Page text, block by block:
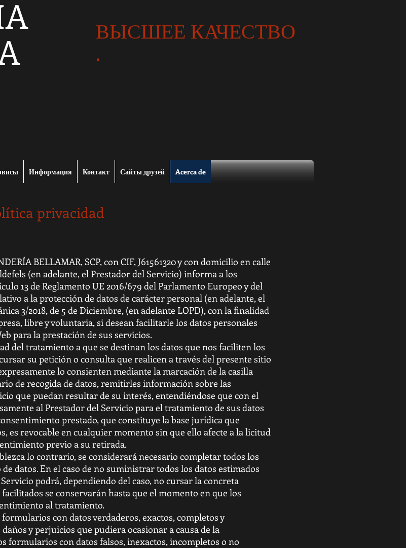
ВЫСШЕЕ КАЧЕСТВО
.
Информация Контакт Сайты друзей Acerca de
privacidad
BELLAMAR, SCP, con CIF, J61561320 y con domicilio en calle
(en adelante, el Prestador del Servicio) informa a los
13 de Reglamento UE 2016/679 del Parlamento Europeo y del
a la protección de datos de carácter personal (en adelante, el
3/2018, de 5 de Diciembre, (en adelante LOPD), con la finalidad
libre y voluntaria, si desean facilitarle los datos personales
para la prestación de sus servicios.
del tratamiento a que se destinan los datos que nos faciliten los
su petición o consulta que realicen a través del presente sitio
lo consienten mediante la marcación de la casilla
de recogida de datos, remitirles información sobre las
que puedan resultar de su interés, entendiéndose que con el
al Prestador del Servicio para el tratamiento de sus datos
prestado, que constituye la base jurídica que
es revocable en cualquier momento sin que ello afecte a la licitud
previo a su retirada.
lo contrario, se considerará necesario completar todos los
datos. En el caso de no suministrar todos los datos estimados
podrá, dependiendo del caso, no cursar la concreta
se conservarán hasta que el momento en que los
al tratamiento.
con datos verdaderos, exactos, completos y
y perjuicios que pudiera ocasionar a causa de la
formularios con datos falsos, inexactos, incompletos o no